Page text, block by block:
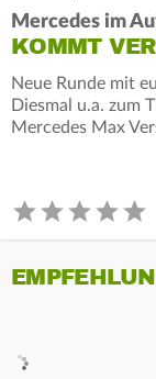
Mercedes im
KOMMT
Neue Runde mit
Diesmal u.a. zum
Mercedes Max